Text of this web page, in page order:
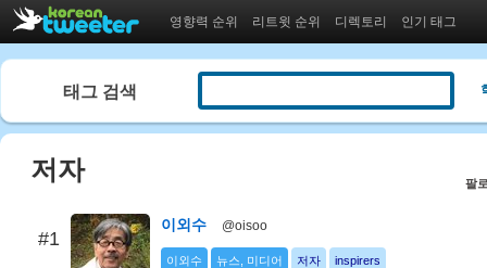
영향력 순위 리트윗 순위 디렉토리 인기 태그
태그 검색
저자 팔
#1
이외수 @oisoo
이외수 뉴스, 미디어 저자 inspirers